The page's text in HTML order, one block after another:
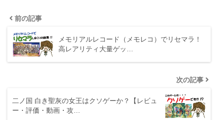
前の記事
メモリアルレコード（メモレコ）でリセマラ！
高レアリティ大量ゲッ…
次の記事
二ノ国 白き聖灰の女王はクソゲーか？【レビュ
ー・評価・動画・攻…